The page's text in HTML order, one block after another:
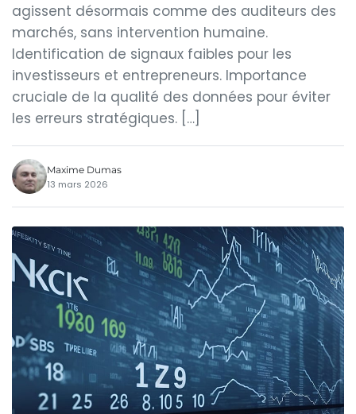
agissent désormais comme des auditeurs des
marchés, sans intervention humaine.
Identification de signaux faibles pour les
investisseurs et entrepreneurs. Importance
cruciale de la qualité des données pour éviter
les erreurs stratégiques. […]
Maxime Dumas
13 mars 2026